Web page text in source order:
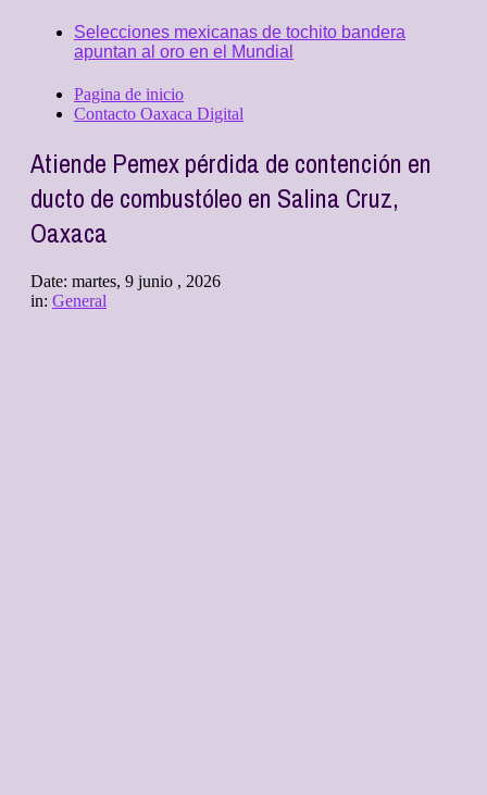
Selecciones mexicanas de tochito bandera
apuntan al oro en el Mundial
Pagina de inicio
Contacto Oaxaca Digital
Atiende Pemex pérdida de contención en
ducto de combustóleo en Salina Cruz,
Oaxaca
Date: martes, 9 junio , 2026
in: General